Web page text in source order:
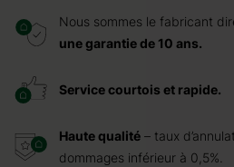
Nous sommes le fabricant
une garantie de 10 ans.
Service courtois et rapide.
Haute qualité – taux
dommages inférieur à 0,5%.